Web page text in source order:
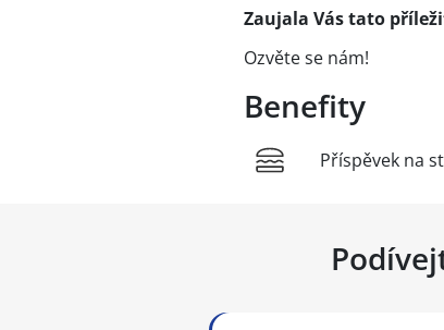
Zaujala Vás tato
Ozvěte se nám!
Benefity
Příspěvek na